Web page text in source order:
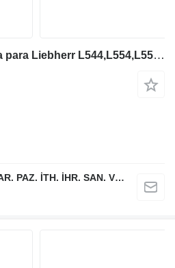
Liebherr 9279858 culata para Liebherr L544,L554,L550,L556,L566,L576,L580 cargadora de ruedas
ANKAPAR İŞ MAK. YED. PAR. PAZ. İTH. İHR. SAN. VE TİC. LTD. ŞTİ.